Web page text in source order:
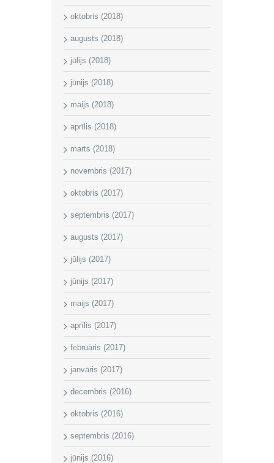
oktobris (2018)
augusts (2018)
jūlijs (2018)
jūnijs (2018)
maijs (2018)
aprīlis (2018)
marts (2018)
novembris (2017)
oktobris (2017)
septembris (2017)
augusts (2017)
jūlijs (2017)
jūnijs (2017)
maijs (2017)
aprīlis (2017)
februāris (2017)
janvāris (2017)
decembris (2016)
oktobris (2016)
septembris (2016)
jūnijs (2016)